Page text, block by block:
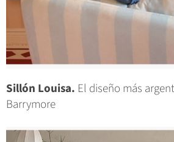
Sillón Louisa. El diseño más
Barrymore